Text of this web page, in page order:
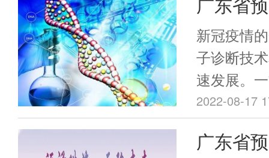
院、武汉
自全国各
大咖和专
为推进血
免疫和微
贡献力量
疫学融合
学术年会
疫情防控
线下联合
诊断与
会正式
新冠疫情
子诊断技
速发展。
测序技术
迭代；另
关病原检
2022-08-17
广东省